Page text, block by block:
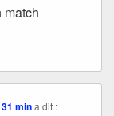
min a dit :